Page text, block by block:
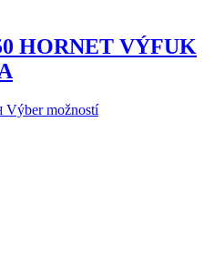
HORNET VÝFUK
Výber možnostíTento